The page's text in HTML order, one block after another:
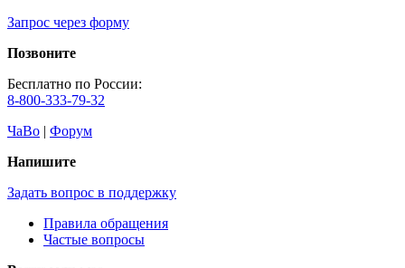
Запрос через форму
Позвоните
Бесплатно по России:
8-800-333-79-32
ЧаВо | Форум
Напишите
Задать вопрос в поддержку
Правила обращения
Частые вопросы